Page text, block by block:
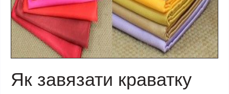
Як завязати краватку